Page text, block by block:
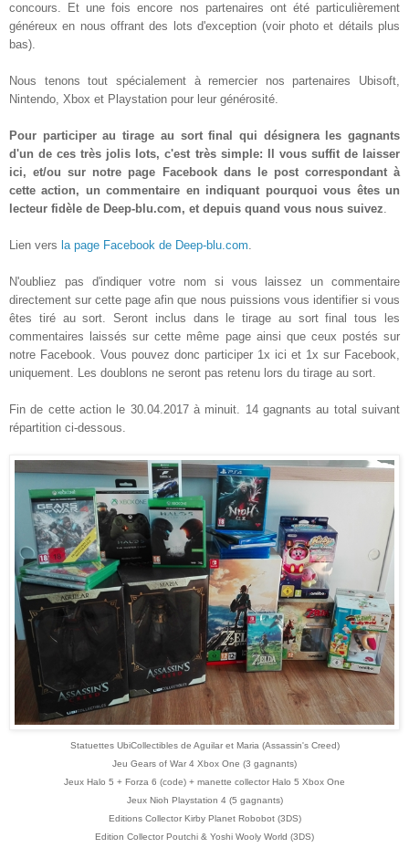
concours. Et une fois encore nos partenaires ont été particulièrement
généreux en nous offrant des lots d'exception (voir photoet détails plus
bas).
Nous tenons tout spécialement à remercier nos partenaires Ubisoft,
Nintendo, Xbox et P aystation pour leur générosité.
Pour participer au tirage au sort final qui désignera les gagnants
d'un de ces très jolis lots,c'est très simple:
l vous suffit de laisser
ici, et/ou sur notre page Facebook dans le post correspondant à
cette action, un commentaire en indiquant pourquoi vous êtes un
lecteur fidèle de Deep-blu.com, et depuis quand vous nous suivez.
Lien vers a page Facebook de Deep-blu.com.
N'oubliez pas d'indiquer votre nom
si vous laissez un commentaire
directement sur cette page afin que nous puissions vous identifier si vous
êtes tiréau sort. Seront inclus dans le tirage au sort final tous les
commentaires laissés sur cette même page ainsi que ceux postés sur
notre Facebook. Vous pouvez donc participer 1x ici et 1x sur Facebook,
uniquement. Les doublons ne seront pas retenu lors du tirage au sort.
Fin de cette action le 30.04.2017à minuit. 14 gagnants au total suivant
répartition ci-dessous.
Statuettes UbiCollectibles de Aguilar et Maria (Assassin's Creed)
Jeu Gears of War 4 Xbox One (3 gagnants)
Jeux Halo 5 + Forza 6 (code) + manette collector Halo 5 Xbox One
Jeux Nioh Playstation 4 (5 gagnants)
Editions Collector Kirby Planet Robobot(3DS)
Edition Collector Poutchi & Yoshi Wooly World (3DS)